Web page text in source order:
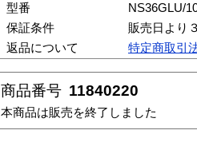
型番
NS36GLU/
保証条件
販売日より
返品について
特定商取引
商品番号 11840220
本商品は販売を終了しました